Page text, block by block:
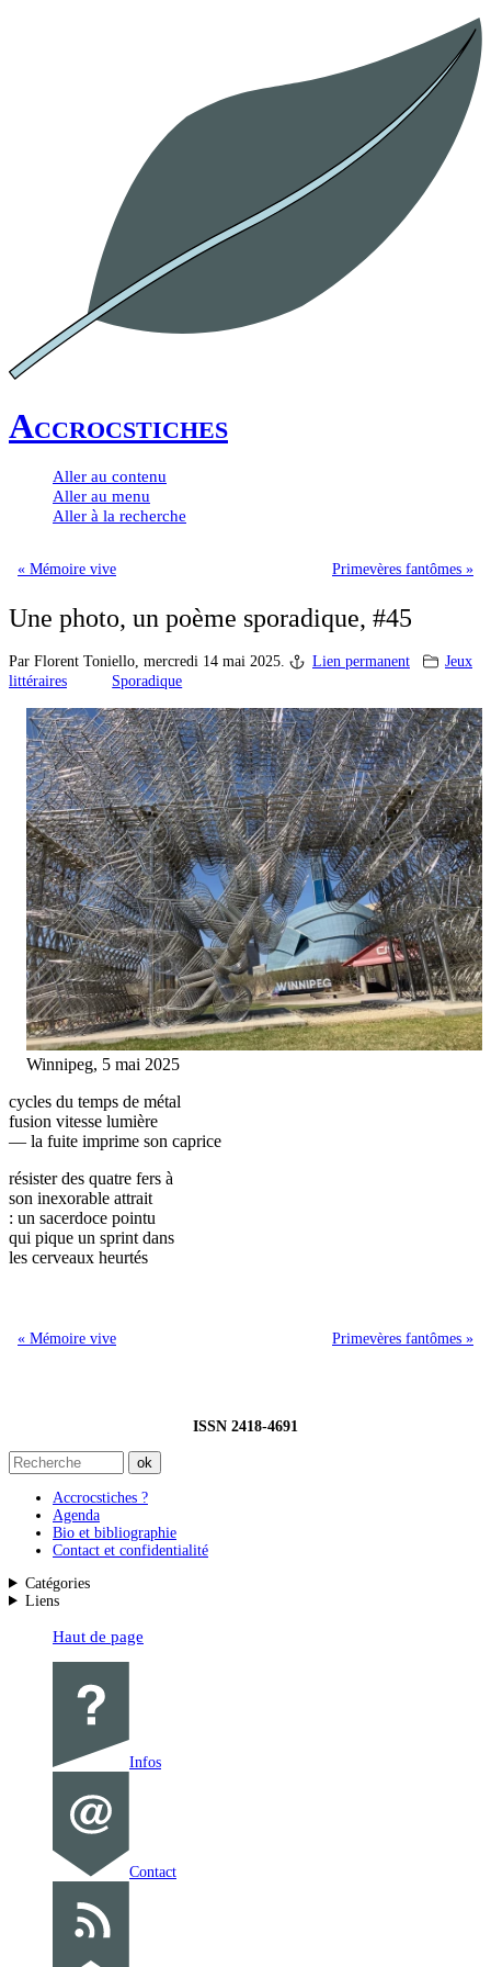
Accrocstiches
Aller au contenu
Aller au menu
Aller à la recherche
« Mémoire vive Primevères fantômes »
Une photo, un poème sporadique, #45
Par Florent Toniello, mercredi 14 mai 2025. Lien permanent
Jeux
littéraires
Sporadique
Winnipeg, 5 mai 2025
cycles du temps de métal
fusion vitesse lumière
— la fuite imprime son caprice
résister des quatre fers à
son inexorable attrait
: un sacerdoce pointu
qui pique un sprint dans
les cerveaux heurtés
« Mémoire vive Primevères fantômes »
ISSN 2418-4691
Accrocstiches ?
Agenda
Bio et bibliographie
Contact et confidentialité
Catégories
Liens
Haut de page
Infos
Contact